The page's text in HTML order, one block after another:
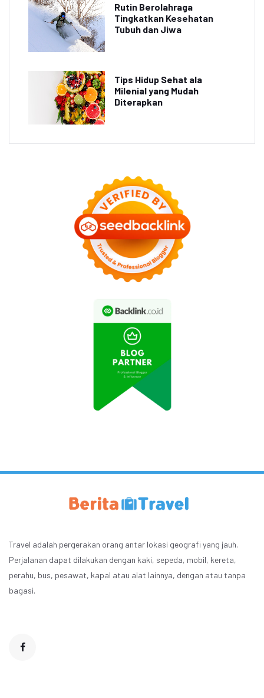
Rutin Berolahraga
Tingkatkan Kesehatan
Tubuh dan Jiwa
Tips Hidup Sehat ala
Milenial yang Mudah
Diterapkan
Travel adalah pergerakan orang antar lokasi geografi yang jauh.
Perjalanan dapat dilakukan dengan kaki, sepeda, mobil, kereta,
perahu, bus, pesawat, kapal atau alat lainnya, dengan atau tanpa
bagasi.